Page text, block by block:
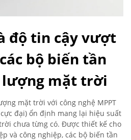
độ tin cậy vượt
bộ biến tần
lượng mặt trời
mặt trời với công nghệ MPPT
đại) ổn định mang lại hiệu suất
chưa từng có. Được thiết kế cho
và công nghiệp, các bộ biến tần